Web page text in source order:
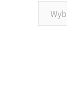
Archiwa